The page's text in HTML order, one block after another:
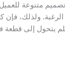
متنوعة للعميل
ولذلك، فإن
يتحول إلى قطعة